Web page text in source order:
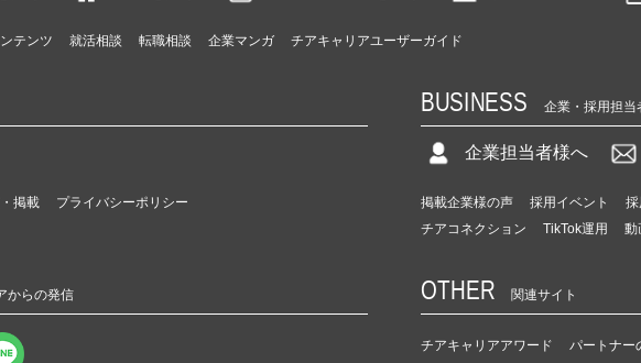
テンツ 就活相談 転職相談 企業マンガ チアキャリアユーザーガイド
掲載 プライバシーポリシー
BUSINESS 企業・採用担当
企業担当者様へ
掲載企業様の声 採用イベント
チアコネクション
TikTok運用 動
からの発信 OTHER 関連サイト
チアキャリアアワード パートナー